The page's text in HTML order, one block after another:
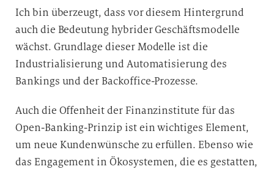
Ich bin überzeugt, dass vor diesem Hintergrund
auch die Bedeutung hybrider Geschäftsmodelle
wächst. Grundlage dieser Modelle ist die
Industrialisierung und Automatisierung des
Bankings und der Backoffice-Prozesse.
Auch die Offenheit der Finanzinstitute für das
Open-Banking-Prinzip ist ein wichtiges Element,
um neue Kundenwünsche zu erfüllen. Ebenso wie
das Engagement in Ökosystemen, die es gestatten,